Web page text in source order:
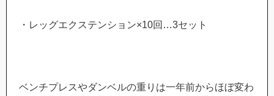
・レッグエクステンション×10回…3セット
ベンチプレスやダンベルの重りは一年前からほぼ変わ